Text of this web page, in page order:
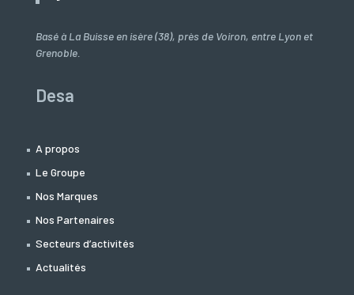
Basé à La Buisse en isère (38), près de Voiron, entre Lyon et
Grenoble.
Desa
A propos
Le Groupe
Nos Marques
Nos Partenaires
Secteurs d’activités
Actualités